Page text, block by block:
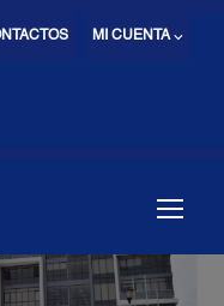
MI CUENTA ⌵